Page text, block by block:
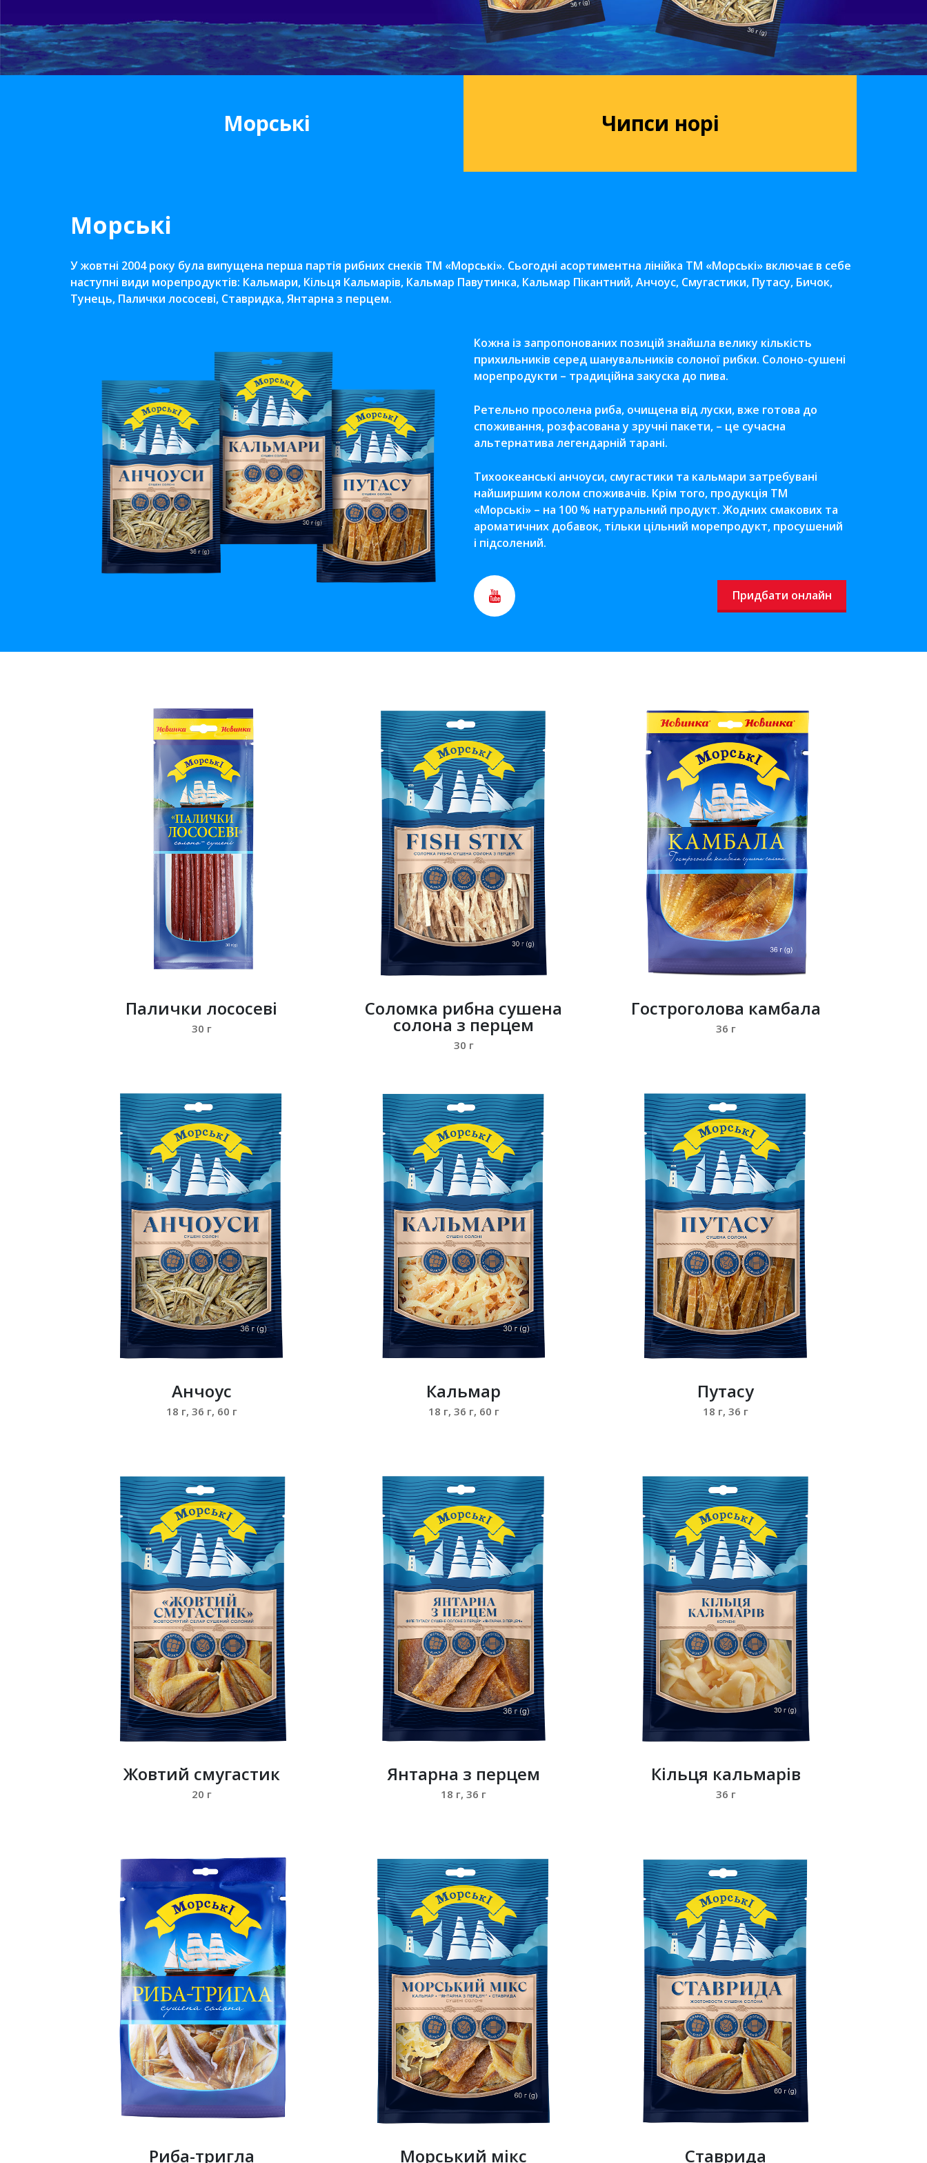
Морські Чипси норі
Морські
У жовтні 2004 року була випущена перша партія рибних снеків ТМ «Морські». Сьогодні асортиментна лінійка ТМ «Морські» включає в себе
наступні види морепродуктів: Кальмари, Кільця Кальмарів, Кальмар Павутинка, Кальмар Пікантний, Анчоус, Смугастики, Путасу, Бичок,
Тунець, Палички лососеві, Ставридка, Янтарна з перцем.
Кожна із запропонованих позицій знайшла велику кількість
прихильників серед шанувальників солоної рибки. Солоно-сушені
морепродукти – традиційна закуска до пива.
Ретельно просолена риба, очищена від луски, вже готова до
споживання, розфасована у зручні пакети, – це сучасна
альтернатива легендарній тарані.
Тихоокеанські анчоуси, смугастики та кальмари затребувані
найширшим колом споживачів. Крім того, продукція ТМ
«Морські» – на 100 % натуральний продукт. Жодних смакових та
ароматичних добавок, тільки цільний морепродукт, просушений
і підсолений.
Придбати онлайн
Палички лососеві
30 г
Соломка рибна сушена
солона з перцем
30 г
Гостроголова камбала
36 г
Анчоус
18 г, 36 г, 60 г
Кальмар
18 г, 36 г, 60 г
Путасу
18 г, 36 г
Жовтий смугастик
20 г
Янтарна з перцем
18 г, 36 г
Кільця кальмарів
36 г
Риба-тригла Морський мікс Ставрида